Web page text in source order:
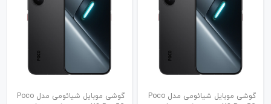
گوشی موبایل شیائومی مدل Poco
گوشی موبایل شیائومی مدل Poco